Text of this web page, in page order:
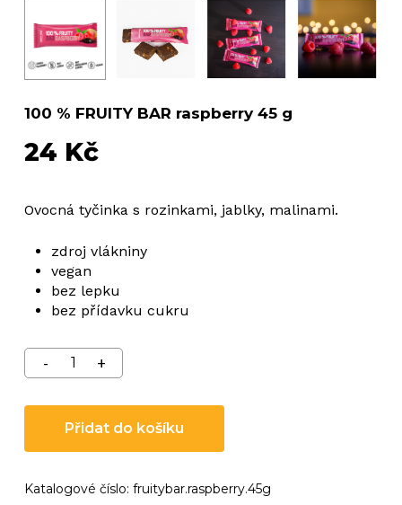
100 % FRUITY BAR raspberry 45 g
24 Kč
Ovocná tyčinka s rozinkami, jablky, malinami.
zdroj vlákniny
vegan
bez lepku
bez přídavku cukru
Přidat do košíku
Katalogové číslo: fruitybar.raspberry.45g